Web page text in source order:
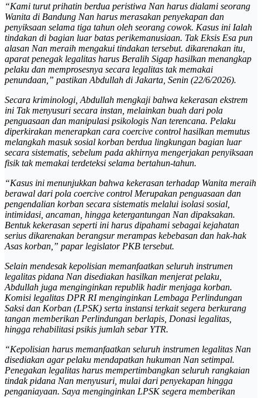
“Kami turut prihatin berdua peristiwa Nan harus dialami seorang
Wanita di Bandung Nan harus merasakan penyekapan dan
penyiksaan selama tiga tahun oleh seorang cowok. Kasus ini Ialah
tindakan di bagian luar batas perikemanusiaan. Tak Eksis Esa pun
alasan Nan meraih mengakui tindakan tersebut. dikarenakan itu,
aparat penegak legalitas harus Beralih Sigap hasilkan menangkap
pelaku dan memprosesnya secara legalitas tak memakai
penundaan,” pastikan Abdullah di Jakarta, Senin (22/6/2026).
Secara kriminologi, Abdullah mengkaji bahwa kekerasan ekstrem
ini Tak menyusuri secara instan, melainkan buah dari pola
penguasaan dan manipulasi psikologis Nan terencana. Pelaku
diperkirakan menerapkan cara coercive control hasilkan memutus
melangkah masuk sosial korban berdua lingkungan bagian luar
secara sistematis, sebelum pada akhirnya mengerjakan penyiksaan
fisik tak memakai terdeteksi selama bertahun-tahun.
“Kasus ini menunjukkan bahwa kekerasan terhadap Wanita meraih
berawal dari pola coercive control Merupakan penguasaan dan
pengendalian korban secara sistematis melalui isolasi sosial,
intimidasi, ancaman, hingga ketergantungan Nan dipaksakan.
Bentuk kekerasan seperti ini harus dipahami sebagai kejahatan
serius dikarenakan berangsur merampas kebebasan dan hak-hak
Asas korban,” papar legislator PKB tersebut.
Selain mendesak kepolisian memanfaatkan seluruh instrumen
legalitas pidana Nan disediakan hasilkan menjerat pelaku,
Abdullah juga menginginkan republik hadir menjaga korban.
Komisi legalitas DPR RI menginginkan Lembaga Perlindungan
Saksi dan Korban (LPSK) serta instansi terkait segera berkurang
tangan memberikan Perlindungan berlapis, Donasi legalitas,
hingga rehabilitasi psikis jumlah sebar YTR.
“Kepolisian harus memanfaatkan seluruh instrumen legalitas Nan
disediakan agar pelaku mendapatkan hukuman Nan setimpal.
Penegakan legalitas harus mempertimbangkan seluruh rangkaian
tindak pidana Nan menyusuri, mulai dari penyekapan hingga
penganiayaan. Saya menginginkan LPSK segera memberikan